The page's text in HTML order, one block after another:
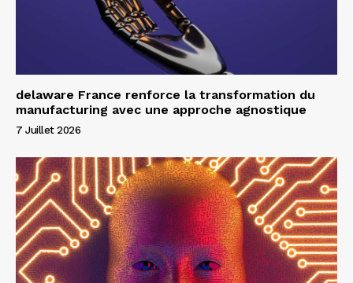
delaware France renforce la transformation du
manufacturing avec une approche agnostique
7 Juillet 2026